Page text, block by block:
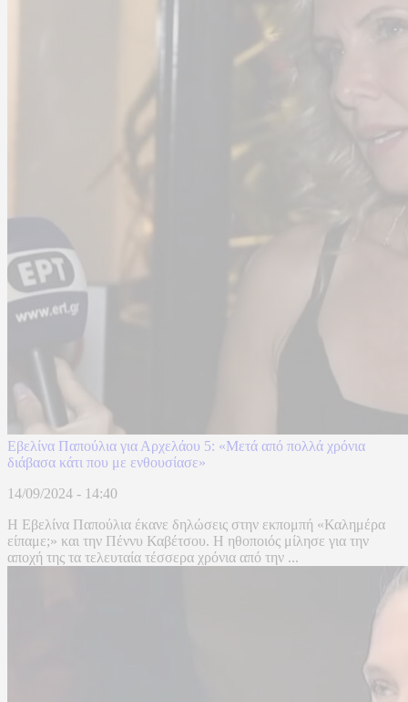
Εβελίνα Παπούλια για Αρχελάου 5: «Μετά από πολλά χρόνια
διάβασα κάτι που με ενθουσίασε»
14/09/2024 - 14:40
Η Εβελίνα Παπούλια έκανε δηλώσεις στην εκπομπή «Καλημέρα
είπαμε;» και την Πέννυ Καβέτσου. Η ηθοποιός μίλησε για την
αποχή της τα τελευταία τέσσερα χρόνια από την ...